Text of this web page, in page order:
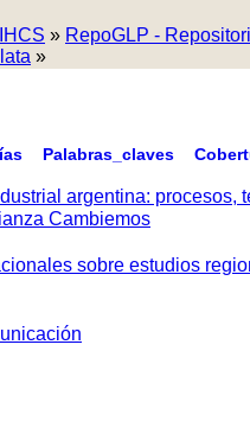
» RepoGLP -
»
Palabras_claves
argentina: procesos,
Cambiemos
sobre estudios